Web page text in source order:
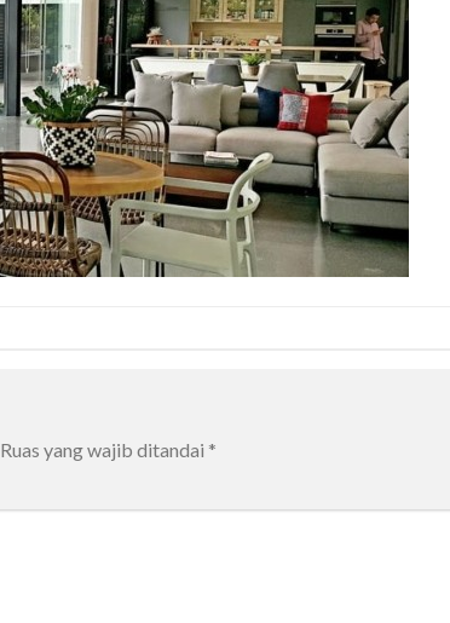
Ruas yang wajib ditandai *